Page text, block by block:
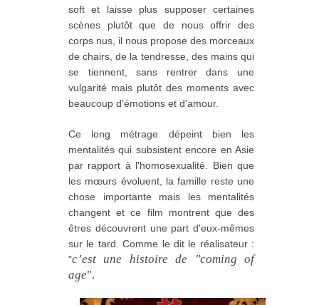
soft et laisse plus supposer certaines
scènes plutôt que de nous offrir des
corps nus, il nous propose des morceaux
de chairs, de la tendresse, des mains qui
se tiennent, sans rentrer dans une
vulgarité mais plutôt des moments avec
beaucoup d'émotions et d'amour.
Ce long métrage dépeint bien les
mentalités qui subsistent encore en Asie
par rapport à l'homosexualité. Bien que
les mœurs évoluent, la famille reste une
chose importante mais les mentalités
changent et ce film montrent que des
êtres découvrent une part d'eux-mêmes
sur le tard. Comme le dit le réalisateur :
"c’est une histoire de
"coming of
age".